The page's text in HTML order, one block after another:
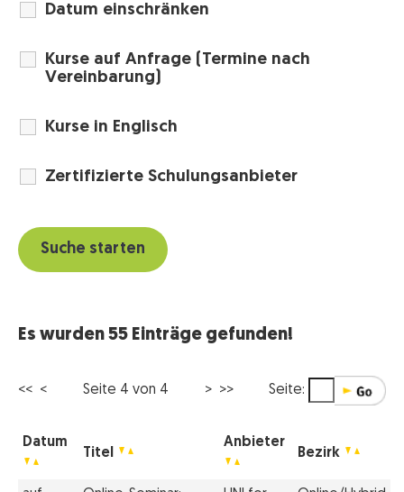
Datum einschränken
Kurse auf Anfrage (Termine nach
Vereinbarung)
Kurse in Englisch
Zertifizierte Schulungsanbieter
Es wurden 55 Einträge gefunden!
<< < Seite 4 von 4 > >> Seite:
Datum
Titel
Anbieter
Bezirk